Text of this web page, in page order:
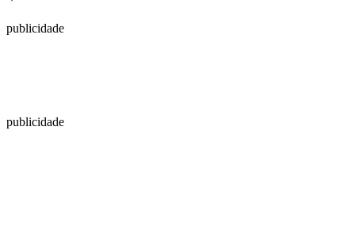
publicidade
publicidade